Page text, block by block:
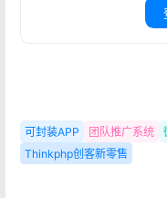
可封装APP 团队推广系统
Thinkphp创客新零售
记住登录